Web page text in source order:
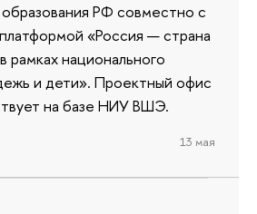
РФ совместно с
«Россия — страна
рамках национального
и дети». Проектный офис
на базе НИУ ВШЭ.
13 мая